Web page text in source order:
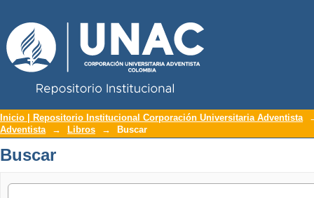
Buscar
Inicio | Repositorio Institucional Corporación Universitaria Adventista
Adventista
→ Libros → Buscar
Buscar